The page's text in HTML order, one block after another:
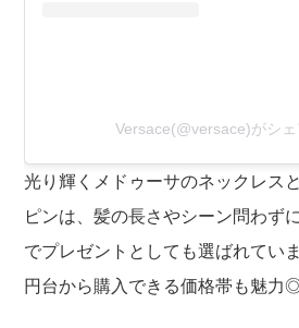
Versace(@versace)がシ
光り輝くメドゥーサのネックレス
ピンは、髪の長さやシーン問わず
でプレゼントとしても選ばれてい
円台から購入できる価格帯も魅力